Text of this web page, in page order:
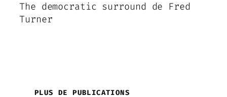
The democratic surround de Fred
Turner
PLUS DE PUBLICATIONS